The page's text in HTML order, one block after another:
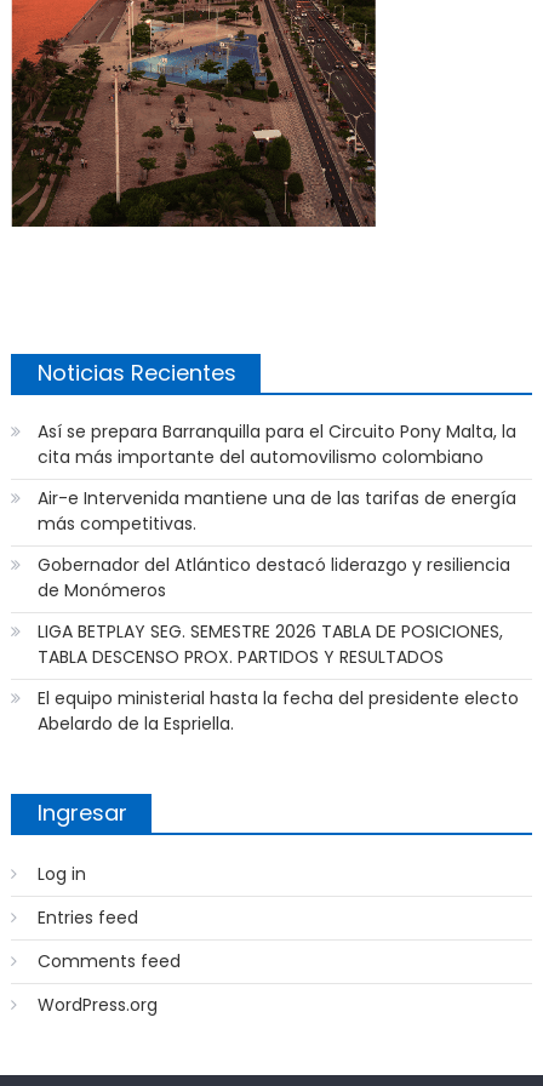
Noticias Recientes
Así se prepara Barranquilla para el Circuito Pony Malta, la
cita más importante del automovilismo colombiano
Air-e Intervenida mantiene una de las tarifas de energía
más competitivas.
Gobernador del Atlántico destacó liderazgo y resiliencia
de Monómeros
LIGA BETPLAY SEG. SEMESTRE 2026 TABLA DE POSICIONES,
TABLA DESCENSO PROX. PARTIDOS Y RESULTADOS
El equipo ministerial hasta la fecha del presidente electo
Abelardo de la Espriella.
Ingresar
Log in
Entries feed
Comments feed
WordPress.org